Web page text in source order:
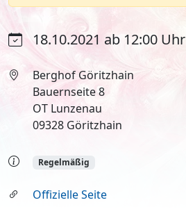
18.10.2021 ab 12:00 Uhr
Berghof Göritzhain
Bauernseite 8
OT Lunzenau
09328 Göritzhain
Regelmäßig
Offizielle Seite